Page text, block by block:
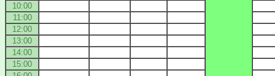
10:00
11:00
12:00
13:00
14:00
15:00